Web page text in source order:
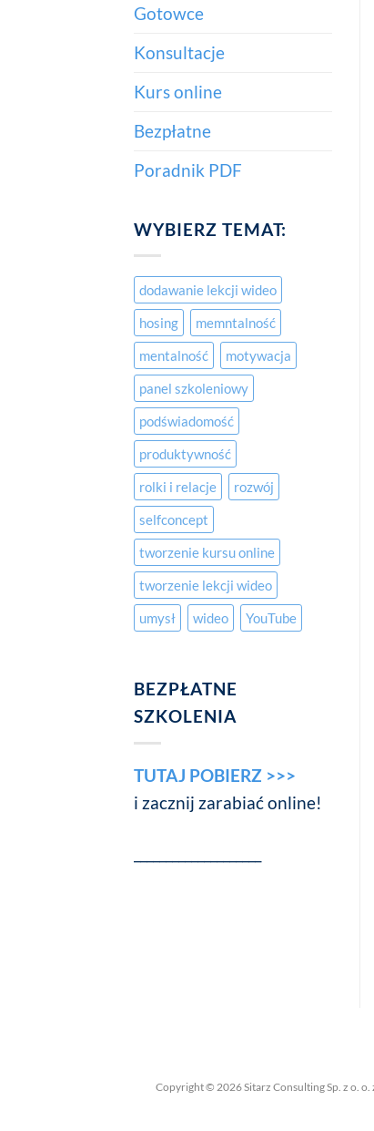
Gotowce
Konsultacje
Kurs online
Bezpłatne
Poradnik PDF
WYBIERZ TEMAT:
dodawanie lekcji wideo
hosing
memntalność
mentalność
motywacja
panel szkoleniowy
podświadomość
produktywność
rolki i relacje
rozwój
selfconcept
tworzenie kursu online
tworzenie lekcji wideo
umysł
wideo YouTube
BEZPŁATNE
SZKOLENIA
TUTAJ POBIERZ >>>
i zacznij zarabiać online!
Copyright © 2026 Sitarz Consulting Sp. z o.